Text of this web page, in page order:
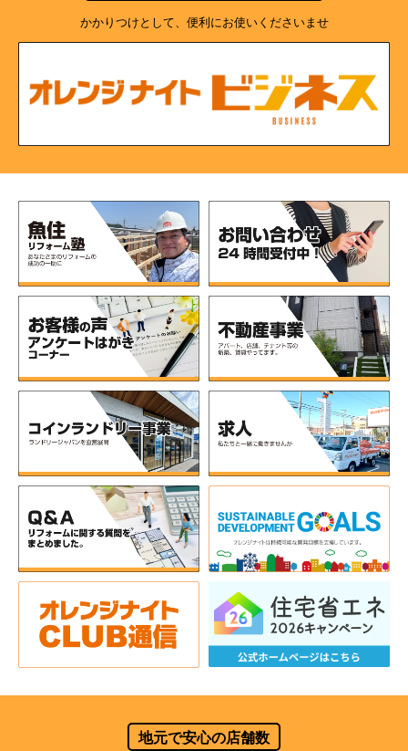
かかりつけとして、便利にお使いくださいませ
地元で安心の店舗数